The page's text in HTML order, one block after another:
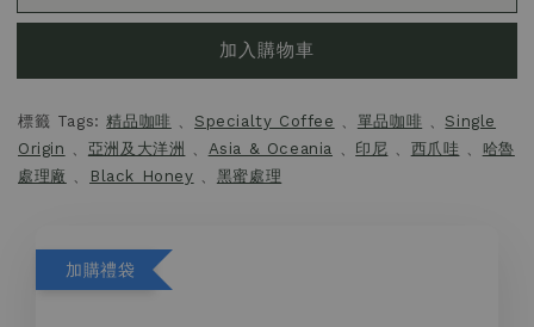
加入購物車
標籤 Tags:精品咖啡 、 Specialty Coffee 、 單品咖啡 、 Single
Origin 、 亞洲及大洋洲 、 Asia & Oceania 、 印尼 、 西爪哇 、 哈魯
處理廠 、 Black Honey 、 黑蜜處理
加購禮袋